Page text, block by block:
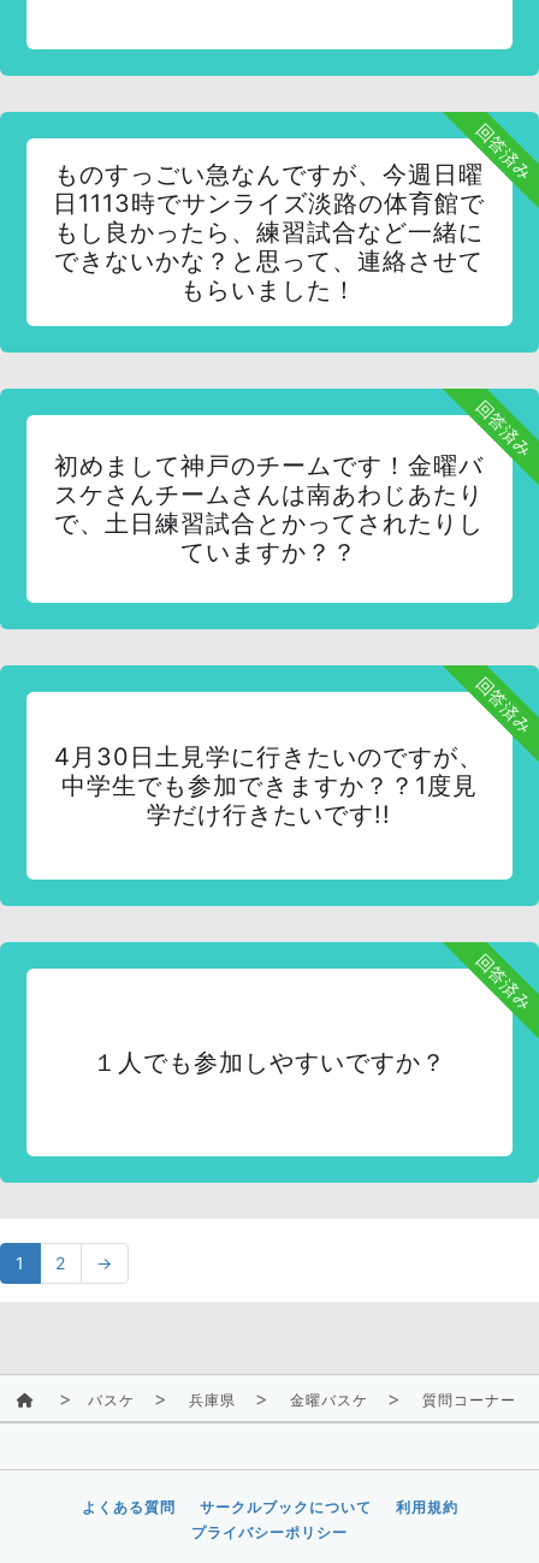
回答済み
ものすっごい急なんですが、今週日曜
日1113時でサンライズ淡路の体育館で
もし良かったら、練習試合など一緒に
できないかな？と思って、連絡させて
もらいました！
回答済み
初めまして神戸のチームです！金曜バ
スケさんチームさんは南あわじあたり
で、土日練習試合とかってされたりし
ていますか？？
回答済み
4月30日土見学に行きたいのですが、
中学生でも参加できますか？？1度見
学だけ行きたいです!!
回答済み
１人でも参加しやすいですか？
1 2 →
バスケ 兵庫県 金曜バスケ 質問コーナー
よくある質問 サークルブックについて
利用規約
プライバシーポリシー